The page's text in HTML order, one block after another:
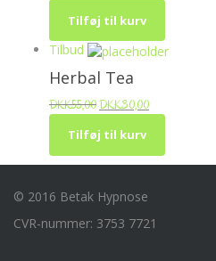
Tilføj til kurv
Tilbud
Herbal Tea
DKK55,00DKK30,00
Tilføj til kurv
© 2016 Betak Hypnose
CVR-nummer: 3753 7721